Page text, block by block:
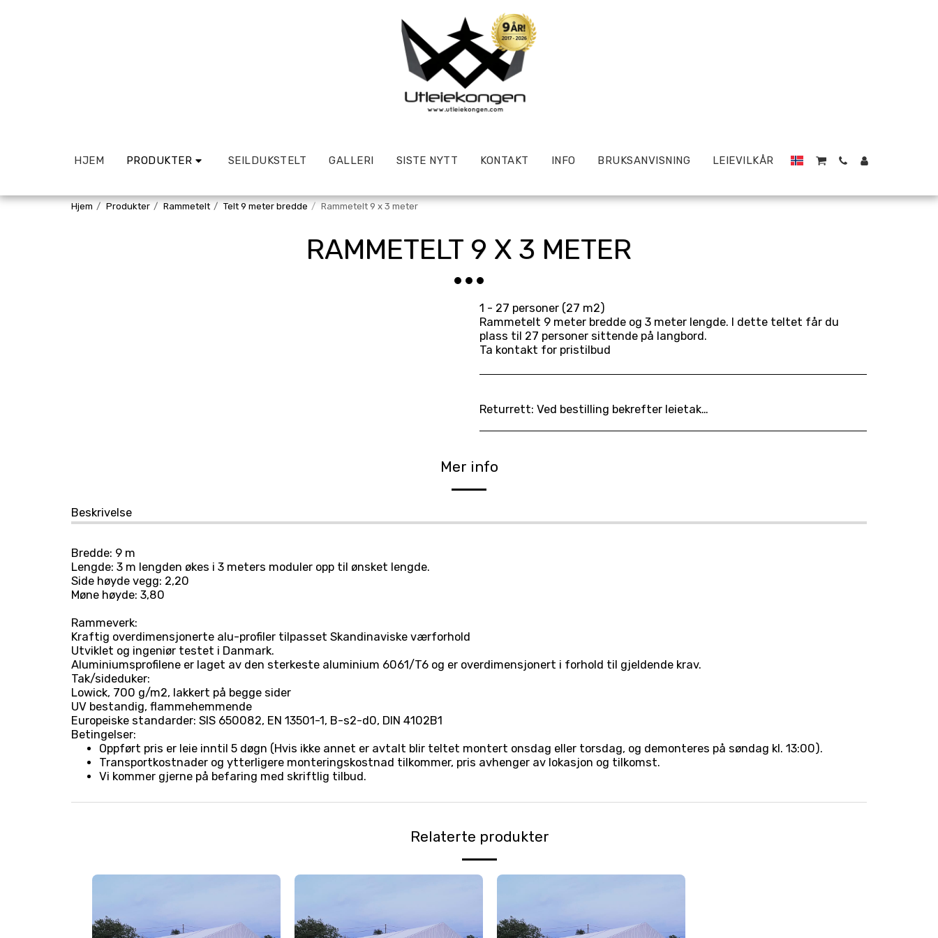
HJEM PRODUKTER SEILDUKSTELT GALLERI SISTE NYTT KONTAKT INFO BRUKSANVISNING LEIEVILKÅR
Hjem Produkter Rammetelt Telt 9 meter bredde Rammetelt 9 x 3 meter
RAMMETELT 9 X 3 METER
1 - 27 personer (27 m2)
Rammetelt 9 meter bredde og 3 meter lengde. I dette teltet får du
plass til 27 personer sittende på langbord.
Ta kontakt for pristilbud
Returrett: Ved bestilling bekrefter leietaker å ha lest og akseptert våre gjeldende leievilkår. Avtalen er bindende og vi henviser til våre avbestillingsfrister: https://www.utleiekongen.com/leievilk%C3%A5r
Mer info
Beskrivelse
Bredde: 9 m
Lengde: 3 m lengden økes i 3 meters moduler opp til ønsket lengde.
Side høyde vegg: 2,20
Møne høyde: 3,80
Rammeverk:
Kraftig overdimensjonerte alu-profiler tilpasset Skandinaviske værforhold
Utviklet og ingeniør testet i Danmark.
Aluminiumsprofilene er laget av den sterkeste aluminium 6061/T6 og er overdimensjonert i forhold til gjeldende krav.
Tak/sideduker:
Lowick, 700 g/m2, lakkert på begge sider
UV bestandig, flammehemmende
Europeiske standarder: SIS 650082, EN 13501-1, B-s2-d0, DIN 4102B1
Betingelser:
Oppført pris er leie inntil 5 døgn (Hvis ikke annet er avtalt blir teltet montert onsdag eller torsdag, og demonteres på søndag kl. 13:00).
Transportkostnader og ytterligere monteringskostnad tilkommer, pris avhenger av lokasjon og tilkomst.
Vi kommer gjerne på befaring med skriftlig tilbud.
Relaterte produkter